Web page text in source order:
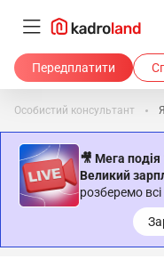
Передплатити
Особистий консультант
🎥 Мега подія
Великий
розберемо